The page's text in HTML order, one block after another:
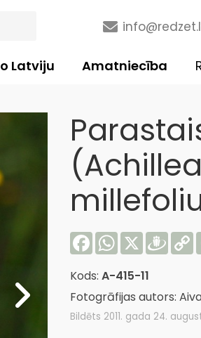
Amatniecība
Latviju
(Achillea
Facebook
WhatsApp
X
Kods: A-415-11
Fotogrāfijas autors:
Bildēts 2011. gada 24.